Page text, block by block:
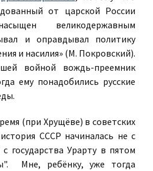
от царской России
великодержавным
и оправдывал политику
и насилия» (М. Покровский).
войной вождь-преемник
ему понадобились русские
(при Хрущёве) в советских
СССР начиналась не с
государства Урарту в пятом
Мне, ребёнку, уже тогда